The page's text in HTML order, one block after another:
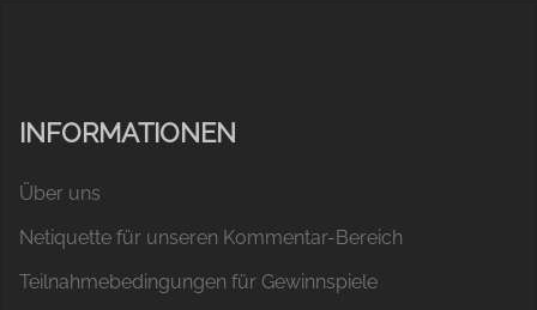
INFORMATIONEN
Über uns
Netiquette für unseren Kommentar-Bereich
Teilnahmebedingungen für Gewinnspiele